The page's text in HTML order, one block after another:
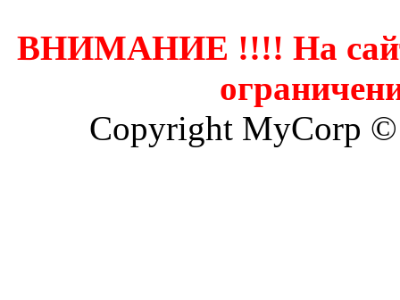
ВНИМАНИЕ !!!! На
Copyright MyCorp